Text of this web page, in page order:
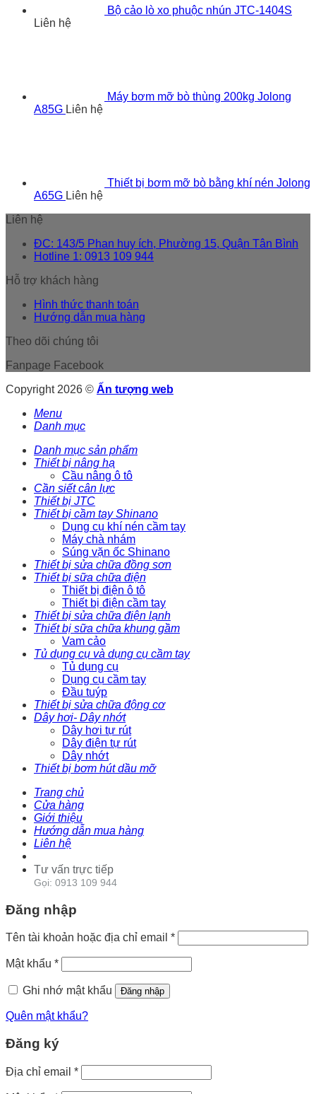
Bộ cảo lò xo phuộc nhún JTC-1404S
Liên hệ
Máy bơm mỡ bò thùng 200kg Jolong
A85G Liên hệ
Thiết bị bơm mỡ bò bằng khí nén Jolong
A65G Liên hệ
Liên hệ
ĐC: 143/5 Phan huy ích, Phường 15, Quận Tân Bình
Hotline 1: 0913 109 944
Hỗ trợ khách hàng
Hình thức thanh toán
Hướng dẫn mua hàng
Theo dõi chúng tôi
Fanpage Facebook
Copyright 2026 © Ấn tượng web
Menu
Danh mục
Danh mục sản phẩm
Thiết bị nâng hạ
Cầu nâng ô tô
Cần siết cân lực
Thiết bị JTC
Thiết bị cầm tay Shinano
Dụng cụ khí nén cầm tay
Máy chà nhám
Súng vặn ốc Shinano
Thiết bị sửa chữa đồng sơn
Thiết bị sữa chữa điện
Thiết bị điện ô tô
Thiết bị điện cầm tay
Thiết bị sửa chữa điện lạnh
Thiết bị sữa chữa khung gầm
Vam cảo
Tủ dụng cụ và dụng cụ cầm tay
Tủ dụng cụ
Dụng cụ cầm tay
Đầu tuýp
Thiết bị sửa chữa động cơ
Dây hơi- Dây nhớt
Dây hơi tự rút
Dây điện tự rút
Dây nhớt
Thiết bị bơm hút dầu mỡ
Trang chủ
Cửa hàng
Giới thiệu
Hướng dẫn mua hàng
Liên hệ
Tư vấn trực tiếp
Gọi: 0913 109 944
Đăng nhập
Tên tài khoản hoặc địa chỉ email *
Mật khẩu *
Ghi nhớ mật khẩu Đăng nhập
Quên mật khẩu?
Đăng ký
Địa chỉ email *